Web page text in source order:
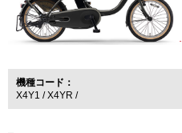
機種コード
X4Y1
X4YR